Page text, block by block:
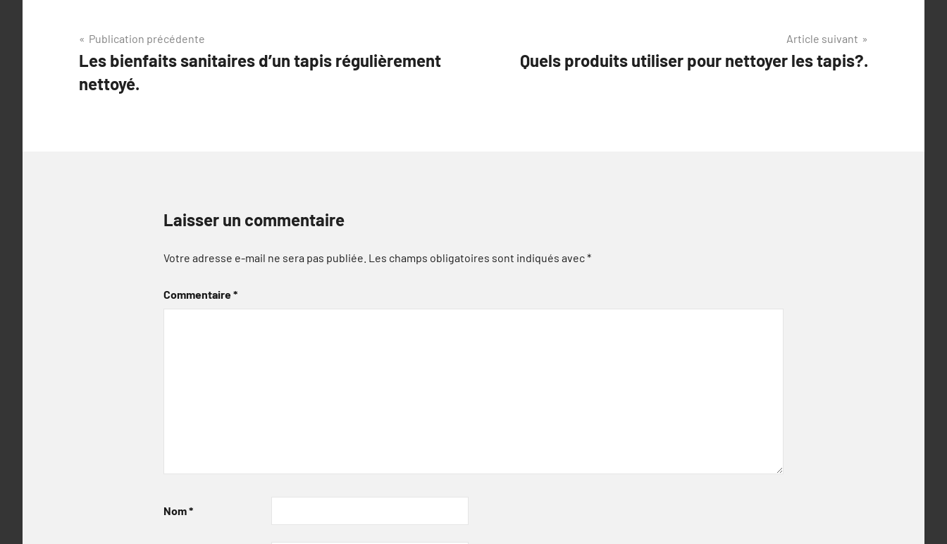
Navigation
de
l’article
Publication précédente
Les bienfaits sanitaires d’un tapis régulièrement
nettoyé.
Article suivant
Quels produits utiliser pour nettoyer les tapis?.
Laisser un commentaire
Votre adresse e-mail ne sera pas publiée. Les champs obligatoires sont indiqués avec*
Commentaire*
Nom*